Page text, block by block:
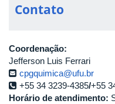
Contato
Coordenação:
Jefferson Luis Ferrari
cpgquimica@ufu.br
+55 34 3239-4385/+55
Horário de atendimento: